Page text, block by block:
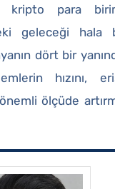
kripto para
geleceği hala
dört bir
hızını,
ölçüde